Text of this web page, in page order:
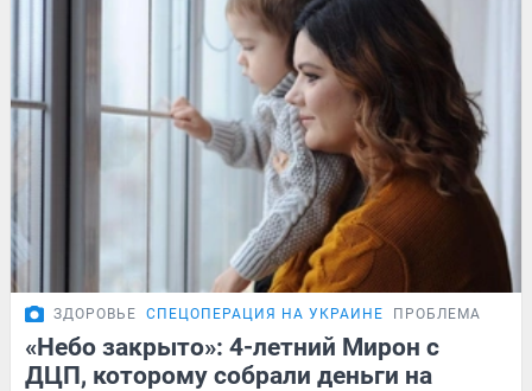
ЗДОРОВЬЕ СПЕЦОПЕРАЦИЯ НА УКРАИНЕ ПРОБЛЕМА
«Небо закрыто»: 4-летний Мирон с
ДЦП, которому собрали деньги на